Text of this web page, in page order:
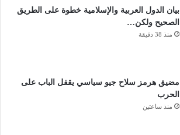
بيان الدول العربية والإسلامية خطوة على الطريق
الصحيح ولكن…
منذ 38 دقيقة
مضيق هرمز سلاح جيو سياسي يقفل الباب على
الحرب
منذ ساعتين